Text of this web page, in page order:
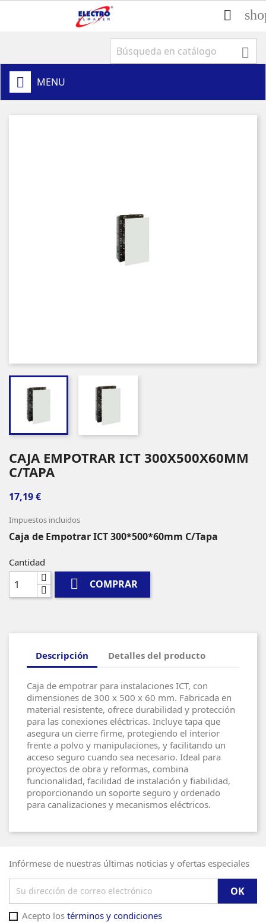


MENU
CAJA EMPOTRAR ICT 300X500X60MM
C/TAPA
17,19 €
Impuestos incluidos
Caja de Empotrar ICT 300*500*60mm C/Tapa
Cantidad
 COMPRAR
Descripción Detalles del producto
Caja de empotrar para instalaciones ICT, con
dimensiones de 300 x 500 x 60 mm. Fabricada en
material resistente, ofrece durabilidad y protección
para las conexiones eléctricas. Incluye tapa que
asegura un cierre firme, protegiendo el interior
frente a polvo y manipulaciones, y facilitando un
acceso seguro cuando sea necesario. Ideal para
proyectos de obra y reformas, combina
funcionalidad, facilidad de instalación y fiabilidad,
proporcionando un soporte seguro y ordenado
para canalizaciones y mecanismos eléctricos.
Infórmese de nuestras últimas noticias y ofertas especiales
Acepto los términos y condiciones